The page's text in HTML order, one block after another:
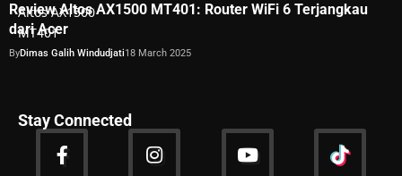
Review Altos AX1500 MT401: Router WiFi 6 Terjangkau
dari Acer
ByDimas Galih Windudjati18 March 2025
Stay Connected